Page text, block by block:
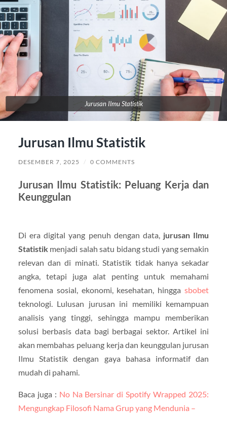
Jurusan Ilmu Statistik
Jurusan Ilmu Statistik
DESEMBER 7, 2025 / 0 COMMENTS
Jurusan Ilmu Statistik: Peluang Kerja dan
Keunggulan
Di era digital yang penuh dengan data, jurusan Ilmu
Statistikmenjadi salah satu bidang studi yang semakin
relevan dan di minati. Statistik tidak hanya sekadar
angka, tetapi juga alat penting untuk memahami
fenomena sosial, ekonomi, kesehatan, hinggasbobet
teknologi. Lulusan jurusan ini memiliki kemampuan
analisis yang tinggi, sehingga mampu memberikan
solusi berbasis data bagi berbagai sektor. Artikel ini
akan membahas peluang kerja dan keunggulan jurusan
Ilmu Statistik dengan gaya bahasa informatif dan
mudah di pahami.
Baca juga : No Na Bersinar di Spotify Wrapped 2025:
Mengungkap Filosofi Nama Grup yang Mendunia –